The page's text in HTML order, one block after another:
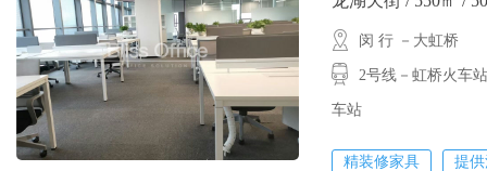
闵 行 －大虹桥
2号线－虹桥火车站
车站
精装修家具 提